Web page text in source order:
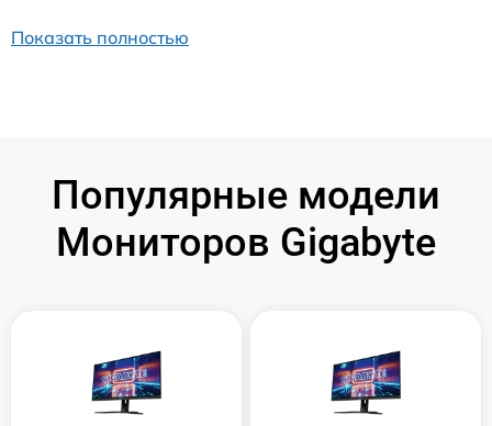
Показать полностью
Популярные модели
Мониторов Gigabyte